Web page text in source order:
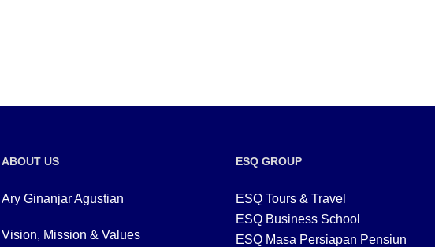
ABOUT US
Ary Ginanjar Agustian
Vision, Mission & Values
ESQ GROUP
ESQ Tours & Travel
ESQ Business School
ESQ Masa Persiapan Pensiun